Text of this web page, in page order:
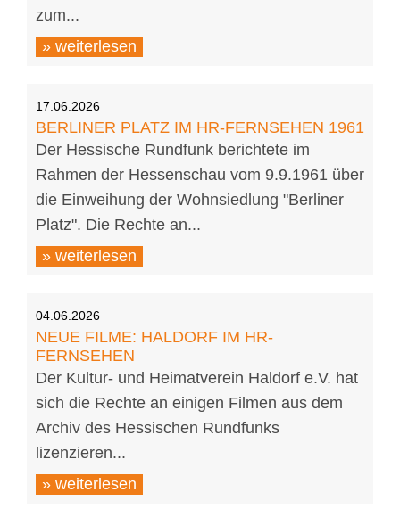
zum...
» weiterlesen
17.06.2026
BERLINER PLATZ IM HR-FERNSEHEN 1961
Der Hessische Rundfunk berichtete im
Rahmen der Hessenschau vom 9.9.1961 über
die Einweihung der Wohnsiedlung "Berliner
Platz". Die Rechte an...
» weiterlesen
04.06.2026
NEUE FILME: HALDORF IM HR-
FERNSEHEN
Der Kultur- und Heimatverein Haldorf e.V. hat
sich die Rechte an einigen Filmen aus dem
Archiv des Hessischen Rundfunks
lizenzieren...
» weiterlesen